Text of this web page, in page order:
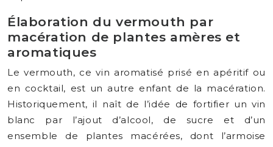
Élaboration du vermouth par
macération de plantes amères et
aromatiques
Le vermouth, ce vin aromatisé prisé en apéritif ou
en cocktail, est un autre enfant de la macération.
Historiquement, il naît de l’idée de fortifier un vin
blanc par l’ajout d’alcool, de sucre et d’un
ensemble de plantes macérées, dont l’armoise